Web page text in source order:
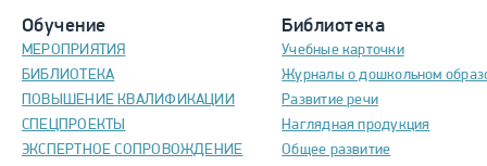
Обучение
МЕРОПРИЯТИЯ
БИБЛИОТЕКА
ПОВЫШЕНИЕ КВАЛИФИКАЦИИ
СПЕЦПРОЕКТЫ
ЭКСПЕРТНОЕ СОПРОВОЖДЕНИЕ
Библиотека
Учебные карточки
Журналы о дошкольном
Развитие речи
Наглядная продукция
Общее развитие